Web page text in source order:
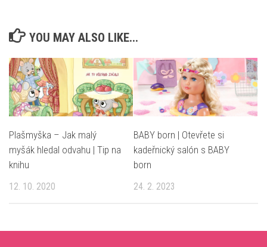
YOU MAY ALSO LIKE...
Plašmyška – Jak malý
myšák hledal odvahu | Tip na
knihu
12. 10. 2020
BABY born | Otevřete si
kadeřnický salón s BABY
born
24. 2. 2023